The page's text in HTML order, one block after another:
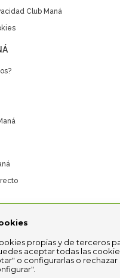
Club Maná
propias y de terceros
aceptar todas las
o configurarlas o rechazar